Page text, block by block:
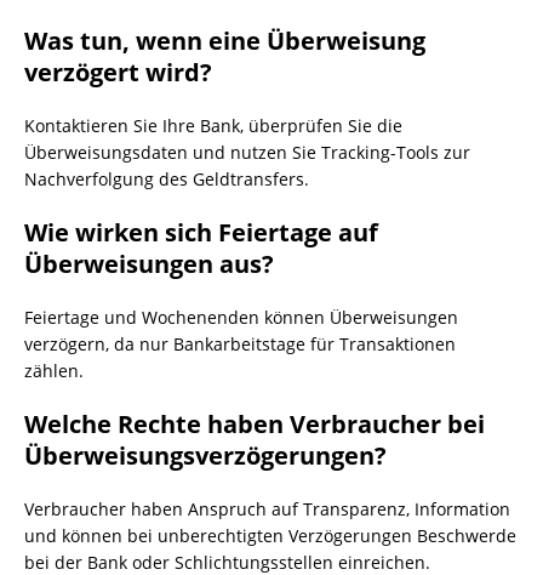
Was tun, wenn eine Überweisung
verzögert wird?
Kontaktieren Sie Ihre Bank, überprüfen Sie die
Überweisungsdaten und nutzen Sie Tracking-Tools zur
Nachverfolgung des Geldtransfers.
Wie wirken sich Feiertage auf
Überweisungen aus?
Feiertage und Wochenenden können Überweisungen
verzögern, da nur Bankarbeitstage für Transaktionen
zählen.
Welche Rechte haben Verbraucher bei
Überweisungsverzögerungen?
Verbraucher haben Anspruch auf Transparenz, Information
und können bei unberechtigten Verzögerungen Beschwerde
bei der Bank oder Schlichtungsstellen einreichen.